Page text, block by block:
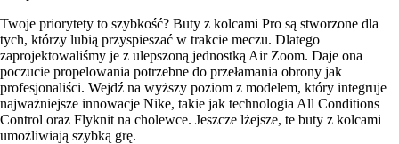
Twoje priorytety to szybkość? Buty z kolcami Pro są stworzone dla
tych, którzy lubią przyspieszać w trakcie meczu. Dlatego
zaprojektowaliśmy je z ulepszoną jednostką Air Zoom. Daje ona
poczucie propelowania potrzebne do przełamania obrony jak
profesjonaliści. Wejdź na wyższy poziom z modelem, który integruje
najważniejsze innowacje Nike, takie jak technologia All Conditions
Control oraz Flyknit na cholewce. Jeszcze lżejsze, te buty z kolcami
umożliwiają szybką grę.